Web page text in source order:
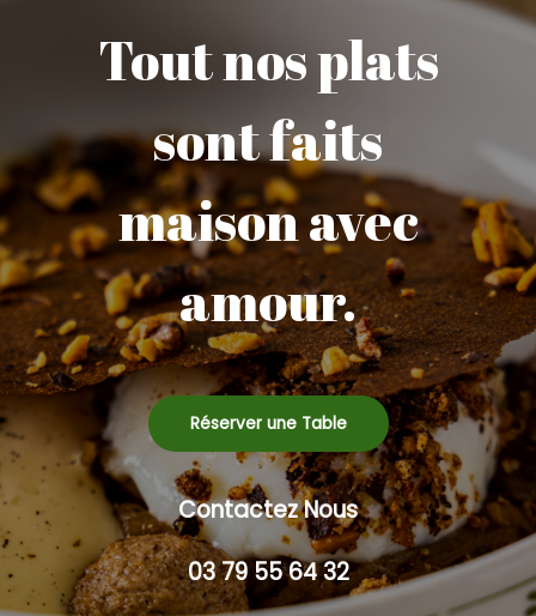
Tout nos plats
sont faits
maison avec
amour.
Réserver une Table
Contactez Nous
03 79 55 64 32